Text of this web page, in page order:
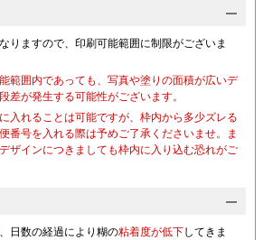
りますので、印刷可能範囲に制限がございま
範囲内であっても、写真や塗りの面積が広いデ
差が発生する可能性がございます。
入れることは可能ですが、枠内から多少ズレる
番号を入れる際は予めご了承くださいませ。ま
ザインにつきましても枠内に入り込む恐れがご
日数の経過により糊の粘着度が低下してきま